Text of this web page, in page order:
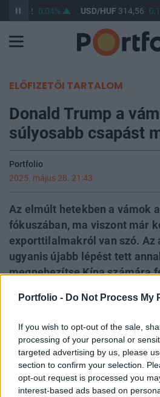
Portfolio - Do Not Process My
If you wish to opt-out of the sale,
processing of your personal or
targeted advertising by us, please
section to confirm your selection.
opt-out request is processed you
interest-based ads based on
363,32 0,04% USD/HUF 314,56
ELŐFIZETŐI TARTALOM
Donald Trump a
súlyosabb csapást
Portfolio
2025. május 28. 21:43
Az elmúlt hetekben a vámok
fókuszában, ma viszont már
exporttilalmakról van szó.
ugyanis újabb lépést tett
megnehezítse Kína számára
(chipek) fejlesztését. A
arra utasította az amerikai
árusítsák tovább
Banking Technology 2026Agentic
digitális bankolás - Technológiai
topvezetőkkel! November 10-én